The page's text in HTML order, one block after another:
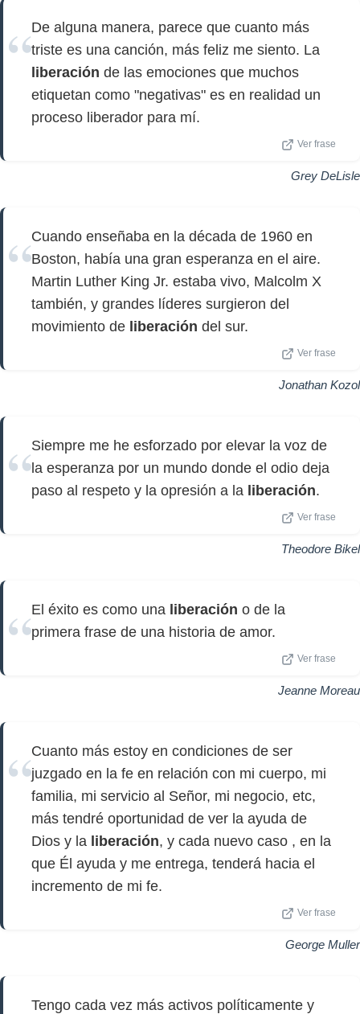
De alguna manera, parece que cuanto más
triste es una canción, más feliz me siento. La
liberación de las emociones que muchos
etiquetan como "negativas" es en realidad un
proceso liberador para mí.
Ver frase
Grey DeLisle
Cuando enseñaba en la década de 1960 en
Boston, había una gran esperanza en el aire.
Martin Luther King Jr. estaba vivo, Malcolm X
también, y grandes líderes surgieron del
movimiento de liberación del sur.
Ver frase
Jonathan Kozol
Siempre me he esforzado por elevar la voz de
la esperanza por un mundo donde el odio deja
paso al respeto y la opresión a la liberación.
Ver frase
Theodore Bikel
El éxito es como una liberación o de la
primera frase de una historia de amor.
Ver frase
Jeanne Moreau
Cuanto más estoy en condiciones de ser
juzgado en la fe en relación con mi cuerpo, mi
familia, mi servicio al Señor, mi negocio, etc,
más tendré oportunidad de ver la ayuda de
Dios y la liberación, y cada nuevo caso , en la
que Él ayuda y me entrega, tenderá hacia el
incremento de mi fe.
Ver frase
George Muller
Tengo cada vez más activos políticamente y